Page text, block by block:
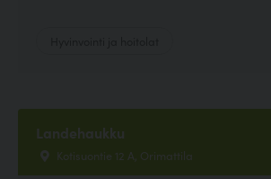
Landehaukku
Kotisuontie 12 A, Orimattila